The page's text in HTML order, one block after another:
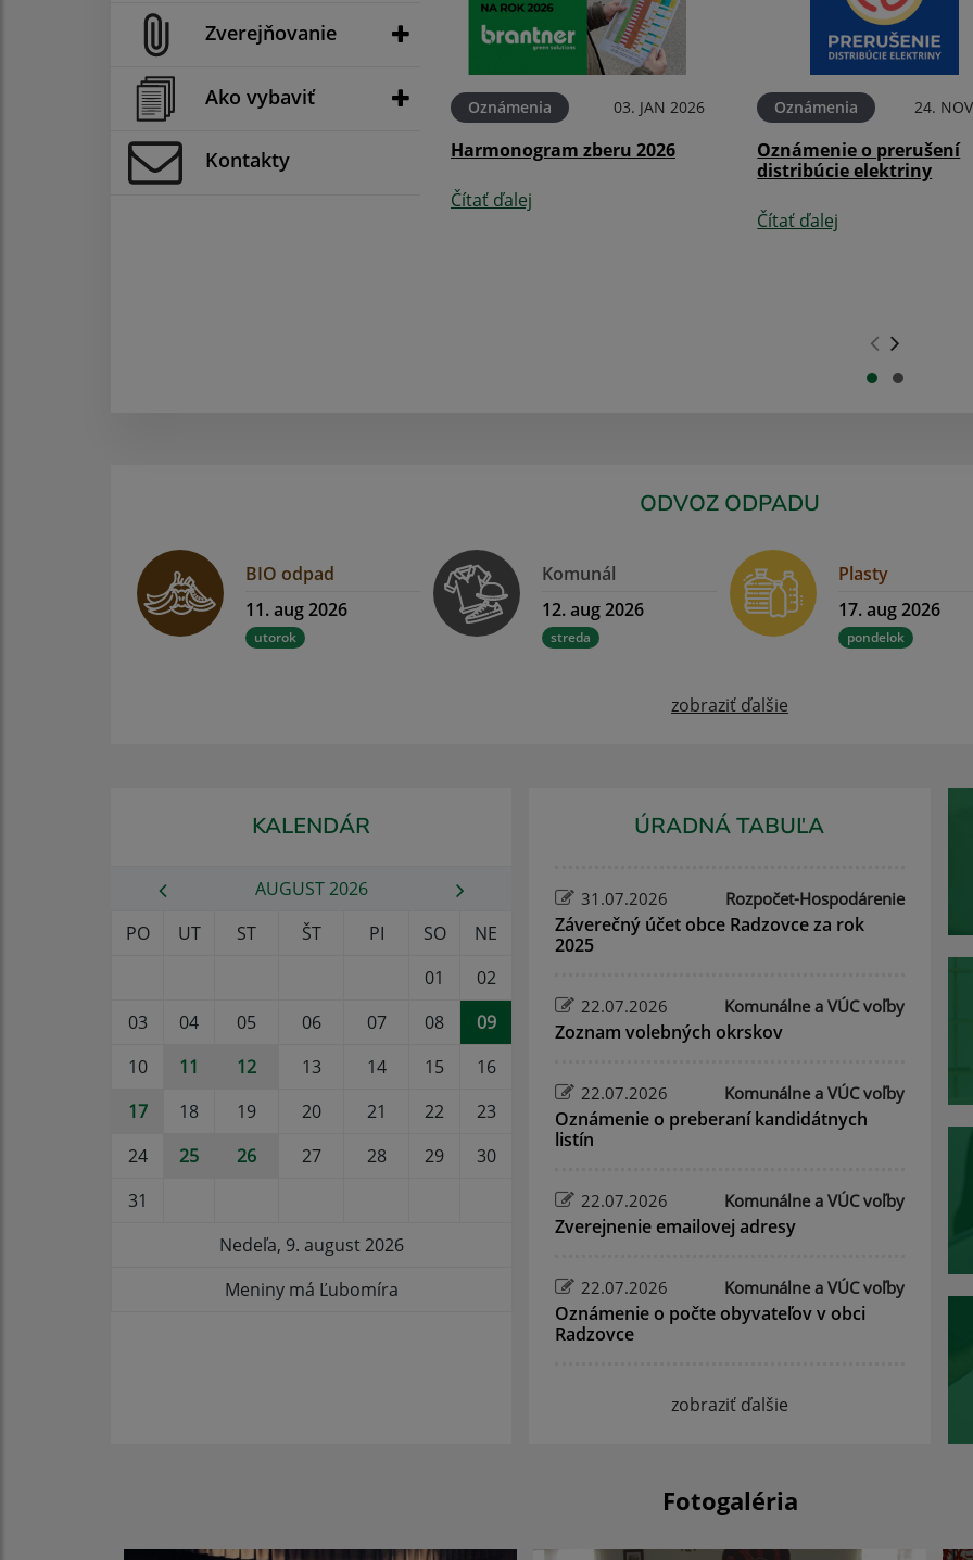
Zverejňovanie
Ako vybaviť
Kontakty
Oznámenia 03. JAN 2026
Harmonogram zberu 2026
Čítať ďalej
Oznámenia 24.
Oznámenie o prerušení
distribúcie elektriny
Čítať ďalej
ODVOZ ODPADU
BIO odpad
11. aug 2026
utorok
Komunál
12. aug 2026
streda
Plasty
17. aug 2026
pondelok
zobraziť ďalšie
KALENDÁR
AUGUST 2026
PO
UT ST ŠT PI SO
NE
01
02
03
04 05 06 07 08
09
10
11 12 13 14 15
16
17
18 19 20 21 22
23
24
25 26 27 28 29
30
31
Nedeľa, 9. august 2026
Meniny má Ľubomíra
ÚRADNÁ TABUĽA
31.07.2026 Rozpočet-Hospodárenie
Záverečný účet obce Radzovce za rok
2025
22.07.2026 Komunálne a VÚC voľby
Zoznam volebných okrskov
22.07.2026 Komunálne a VÚC voľby
Oznámenie o preberaní kandidátnych
listín
22.07.2026 Komunálne a VÚC voľby
Zverejnenie emailovej adresy
22.07.2026 Komunálne a VÚC voľby
Oznámenie o počte obyvateľov v obci
Radzovce
zobraziť ďalšie
Fotogaléria